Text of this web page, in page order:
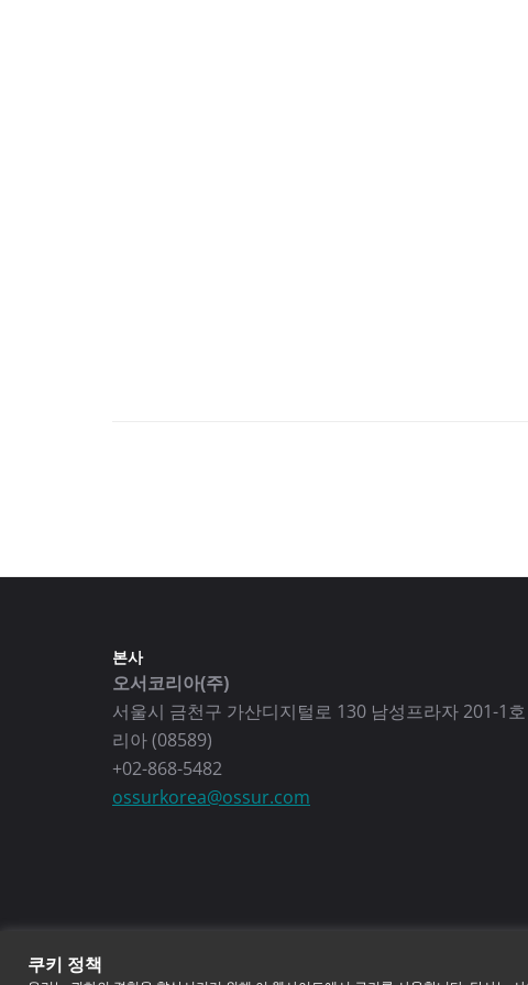
본사
오서코리아(주)
서울시 금천구 가산디지털로 130 남성프라자 201-1
리아 (08589)
+02-868-5482
ossurkorea@ossur.com
쿠키 정책